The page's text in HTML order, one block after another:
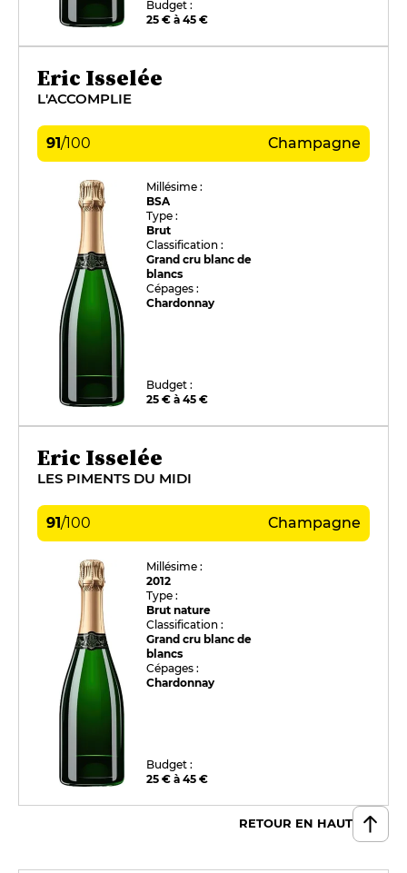
Budget :
25 € à 45 €
Eric Isselée
L'ACCOMPLIE
91/100 Champagne
Millésime :
BSA
Type :
Brut
Classification :
Grand cru blanc de
blancs
Cépages :
Chardonnay
Budget :
25 € à 45 €
Eric Isselée
LES PIMENTS DU MIDI
91/100 Champagne
Millésime :
2012
Type :
Brut nature
Classification :
Grand cru blanc de
blancs
Cépages :
Chardonnay
Budget :
25 € à 45 €
RETOUR EN HAUT